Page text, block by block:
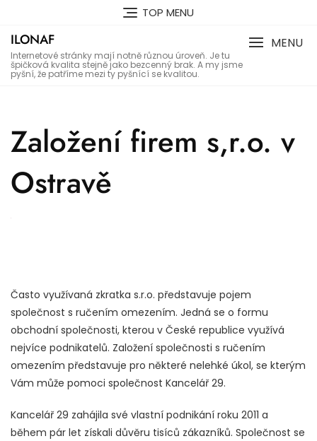
content
TOP MENU
ILONAF
Internetové stránky mají notně různou úroveň. Je tu
špičková kvalita stejně jako bezcenný brak. A my jsme
pyšní, že patříme mezi ty pyšnící se kvalitou.
MENU
Založení firem s,r.o. v
Ostravě
Často využívaná zkratka s.r.o. představuje pojem
společnost s ručením omezením. Jedná se o formu
obchodní společnosti, kterou v České republice využívá
nejvíce podnikatelů. Založení společnosti s ručením
omezením představuje pro některé nelehké úkol, se kterým
Vám může pomoci společnost Kancelář 29.
Kancelář 29 zahájila své vlastní podnikání roku 2011 a
během pár let získali důvěru tisíců zákazníků. Společnost se